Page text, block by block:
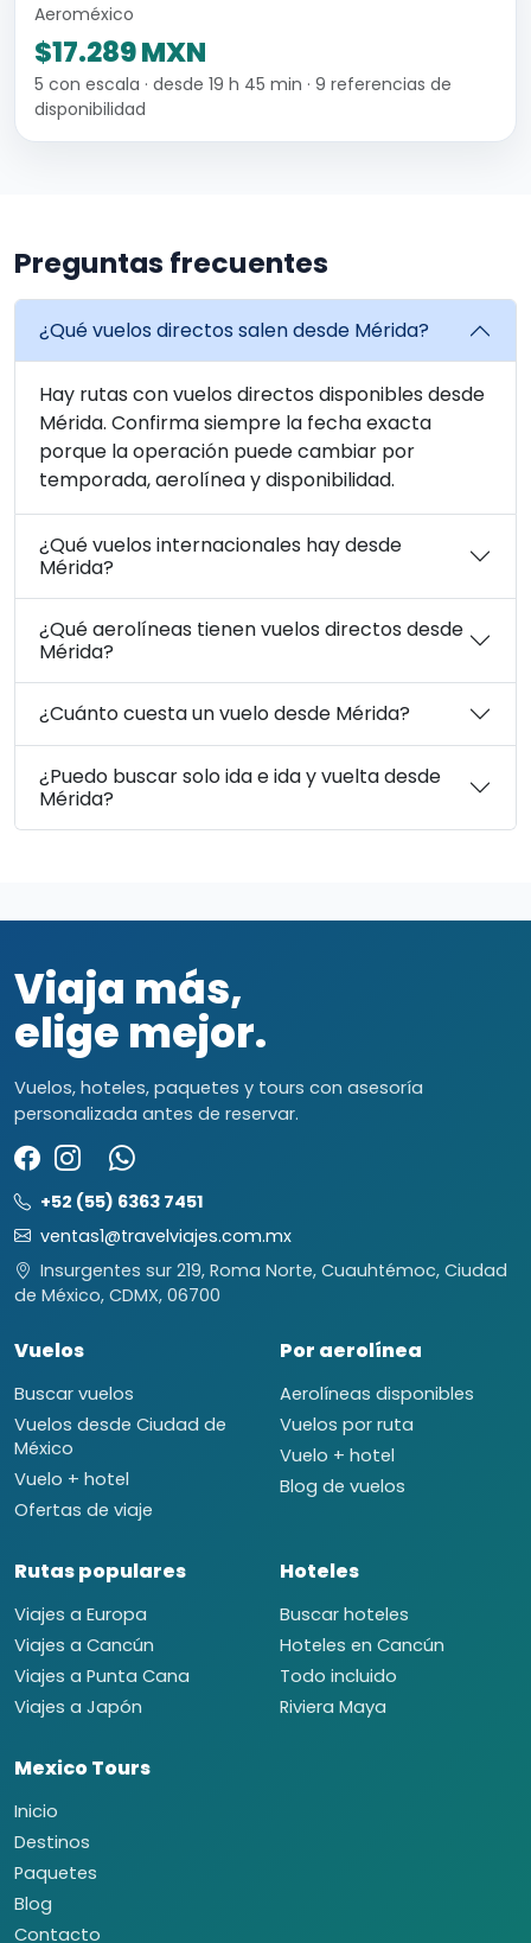
Aeroméxico
$17.289 MXN
5 con escala · desde 19 h 45 min · 9 referencias de
disponibilidad
Preguntas frecuentes
¿Qué vuelos directos salen desde Mérida?
Hay rutas con vuelos directos disponibles desde
Mérida. Confirma siempre la fecha exacta
porque la operación puede cambiar por
temporada, aerolínea y disponibilidad.
¿Qué vuelos internacionales hay desde
Mérida?
¿Qué aerolíneas tienen vuelos directos desde
Mérida?
¿Cuánto cuesta un vuelo desde Mérida?
¿Puedo buscar solo ida e ida y vuelta desde
Mérida?
Viaja más,
elige mejor.
Vuelos, hoteles, paquetes y tours con asesoría
personalizada antes de reservar.
+52 (55) 6363 7451
ventas1@travelviajes.com.mx
Insurgentes sur 219, Roma Norte, Cuauhtémoc, Ciudad
de México, CDMX, 06700
Vuelos
Buscar vuelos
Vuelos desde Ciudad de
México
Vuelo + hotel
Ofertas de viaje
Por aerolínea
Aerolíneas disponibles
Vuelos por ruta
Vuelo + hotel
Blog de vuelos
Rutas populares
Viajes a Europa
Viajes a Cancún
Viajes a Punta Cana
Viajes a Japón
Hoteles
Buscar hoteles
Hoteles en Cancún
Todo incluido
Riviera Maya
Mexico Tours
Inicio
Destinos
Paquetes
Blog
Contacto